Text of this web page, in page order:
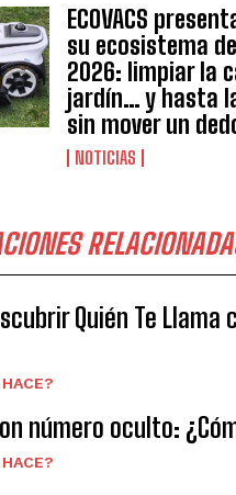
ECOVACS
su ecosistema
2026: limpiar la
jardín… y hasta
sin mover un
NOTICIAS
Quién Te Llama
número oculto: